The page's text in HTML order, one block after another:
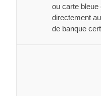
ou carte bleue
directement
de banque